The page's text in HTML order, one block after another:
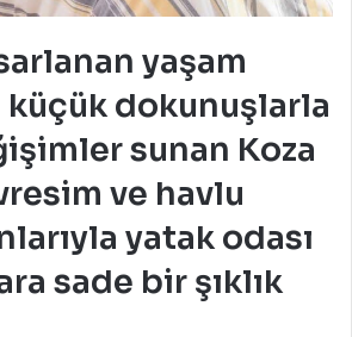
yaşam
küçük dokunuşlarla
sunan Koza
ve havlu
yatak odası
sade bir şıklık